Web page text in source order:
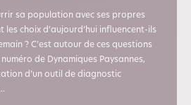
sa population avec ses propres
les choix d’aujourd’hui influencent-ils
? C’est autour de ces questions
de Dynamiques Paysannes,
d’un outil de diagnostic